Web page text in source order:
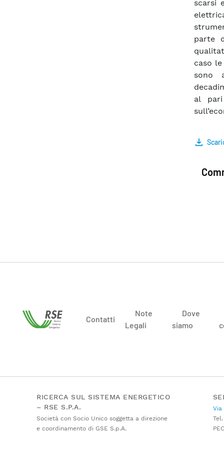
scarsi
parte
caso
sono
al
Contatti
Note
Legali
Dove
siamo
RICERCA SUL SISTEMA ENERGETICO
– RSE S.P.A.
Società con Socio Unico soggetta a direzione
e coordinamento di GSE S.p.A.
Via
Tel.
PEC